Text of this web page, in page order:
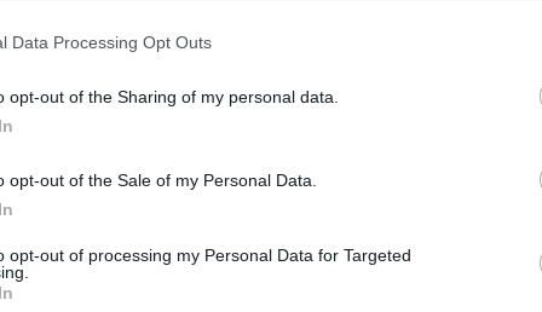
Data Processing Opt Outs
opt-out of the Sharing of my personal data.
opt-out of the Sale of my Personal Data.
opt-out of processing my Personal Data for Targeted
direktora. A kétszer kilencvenperces előadáson az
Imre, Lehár Ferenc, Huszka Jenő és más neves zeneszerzők
szólista képzeletbeli utazásra invitálja a vendégeket
egészen Pekingig. Az est éjfél körül tűzijátékkal zárul.
tánckara és harmincnégy fős zenekara, amelyet
József, Fischl Mónika, Kalocsai Zsuzsa, Kerényi